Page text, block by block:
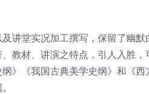
讲堂实况加工撰写，保留了幽默
教材、讲演之特点，引人入胜，
》《我国古典美学史纲》和《西